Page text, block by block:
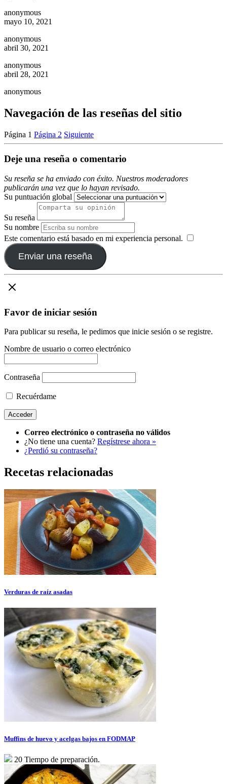
anonymous
mayo 10, 2021
anonymous
abril 30, 2021
anonymous
abril 28, 2021
anonymous
Navegación de las reseñas del sitio
Página 1 Página 2 Siguiente
Deje una reseña o comentario
Su reseña se ha enviado con éxito. Nuestros moderadores
publicarán una vez que lo hayan revisado.
Su puntuación global
Su reseña
Su nombre
Este comentario está basado en mi experiencia personal.
Enviar una reseña
Favor de iniciar sesión
Para publicar su reseña, le pedimos que inicie sesión o se registre.
Nombre de usuario o correo electrónico
Contraseña
Recuérdame
Correo electrónico o contraseña no válidos
¿No tiene una cuenta? Regístrese ahora »
¿Perdió su contraseña?
Recetas relacionadas
Verduras de raíz asadas
Muffins de huevo y acelgas bajos en FODMAP
20 Tiempo de preparación.